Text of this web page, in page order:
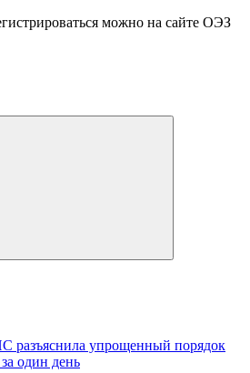
можно на сайте ОЭЗ
разъяснила упрощенный порядок
один день